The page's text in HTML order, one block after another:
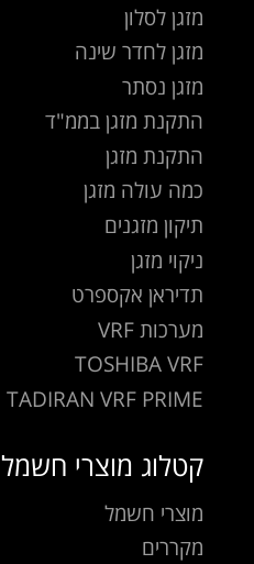
מזגן לסלון
מזגן לחדר שינה
מזגן נסתר
התקנת מזגן בממ"ד
התקנת מזגן
כמה עולה מזגן
תיקון מזגנים
ניקוי מזגן
תדיראן אקספרט
מערכות VRF
TOSHIBA VRF
TADIRAN VRF PRIME
קטלוג מוצרי חשמל
מוצרי חשמל
מקררים